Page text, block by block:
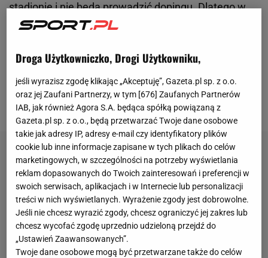
stadionie i nie będą prowadzić dopingu. Dlatego w
przeddzień rozpoczęcia sezonu głos oddaliśmy
Łazienkowskiej - zadaliśmy im pięć pytań
dotyczących zbliżającego się sezonu, ale też
poprosiliśmy ich o opinię na temat rządów Dariusza
Mioduskiego.
Droga Użytkowniczko, Drogi Użytkowniku,
jeśli wyrazisz zgodę klikając „Akceptuję”, Gazeta.pl sp. z o.o.
oraz jej Zaufani Partnerzy, w tym [676] Zaufanych Partnerów
IAB, jak również Agora S.A. będąca spółką powiązaną z
Gazeta.pl sp. z o.o., będą przetwarzać Twoje dane osobowe
takie jak adresy IP, adresy e-mail czy identyfikatory plików
cookie lub inne informacje zapisane w tych plikach do celów
marketingowych, w szczególności na potrzeby wyświetlania
reklam dopasowanych do Twoich zainteresowań i preferencji w
swoich serwisach, aplikacjach i w Internecie lub personalizacji
treści w nich wyświetlanych. Wyrażenie zgody jest dobrowolne.
Jeśli nie chcesz wyrazić zgody, chcesz ograniczyć jej zakres lub
chcesz wycofać zgodę uprzednio udzieloną przejdź do
„Ustawień Zaawansowanych”.
Twoje dane osobowe mogą być przetwarzane także do celów